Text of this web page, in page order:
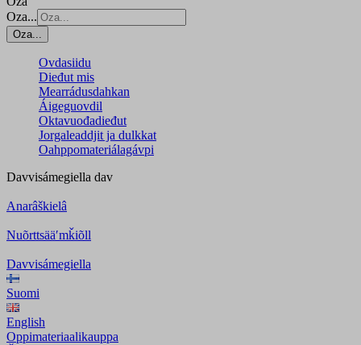
Oza...
Oza...
Ovdasiidu
Dieđut mis
Mearrádusdahkan
Áigeguovdil
Oktavuođadieđut
Jorgaleaddjit ja dulkkat
Oahppomateriálagávpi
Davvisámegiella dav
Anarâškielâ
Nuõrttsääʹmǩiõll
Davvisámegiella
Suomi
English
Oppimateriaalikauppa